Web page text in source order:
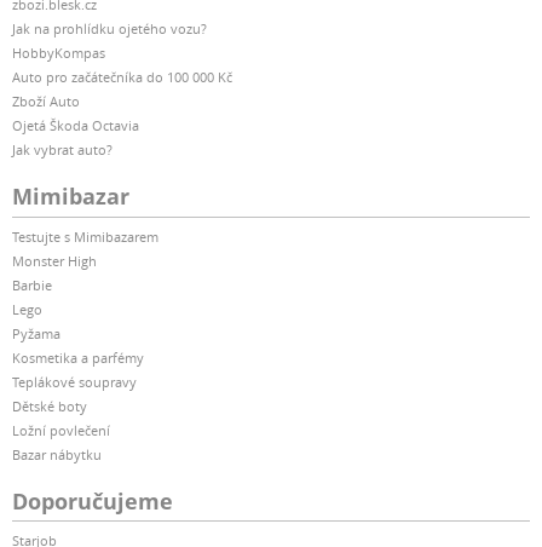
zbozi.blesk.cz
Jak na prohlídku ojetého vozu?
HobbyKompas
Auto pro začátečníka do 100 000 Kč
Zboží Auto
Ojetá Škoda Octavia
Jak vybrat auto?
Mimibazar
Testujte s Mimibazarem
Monster High
Barbie
Lego
Pyžama
Kosmetika a parfémy
Teplákové soupravy
Dětské boty
Ložní povlečení
Bazar nábytku
Doporučujeme
Starjob